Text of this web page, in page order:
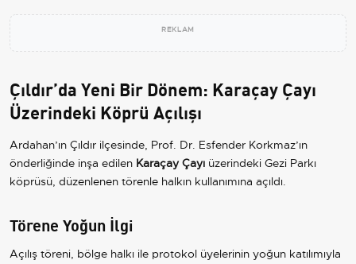
REKLAM
Çıldır’da Yeni Bir Dönem: Karaçay Çayı
Üzerindeki Köprü Açılışı
Ardahan’ın Çıldır ilçesinde, Prof. Dr. Esfender Korkmaz’ın
önderliğinde inşa edilen Karaçay Çayı üzerindeki Gezi Parkı
köprüsü, düzenlenen törenle halkın kullanımına açıldı.
Törene Yoğun İlgi
Açılış töreni, bölge halkı ile protokol üyelerinin yoğun katılımıyla